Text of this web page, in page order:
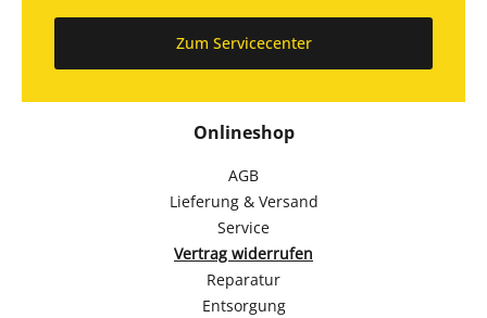
Onlineshop
AGB
Lieferung & Versand
Service
Vertrag widerrufen
Reparatur
Entsorgung
Zum Servicecenter